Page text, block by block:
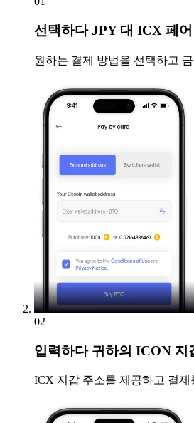
선택하다JPY 대 ICX 페어
원하는 결제 방법을 선택하고
02
입력하다귀하의 ICON 지
ICX 지갑 주소를 제공하고 결제